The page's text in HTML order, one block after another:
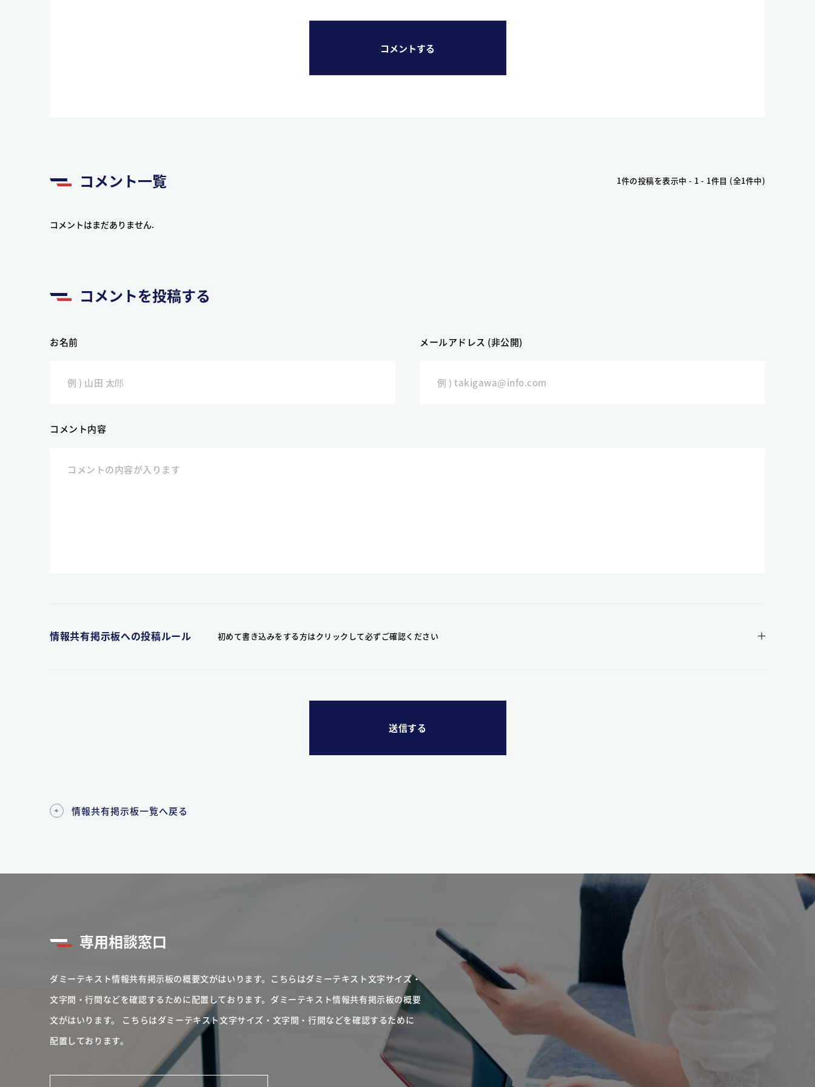
コメントする
コメント一覧 1件の投稿を表示中 - 1 - 1件目 (全1件中)
コメントはまだありません.
コメントを投稿する
お名前 メールアドレス (非公開)
コメント内容
情報共有掲示板への投稿ルール 初めて書き込みをする方はクリックして必ずご確認ください
情報共有掲示板一覧へ戻る
専用相談窓口
ダミーテキスト情報共有掲示板の概要文がはいります。こちらはダミーテキスト文字サイズ・
文字間・行間などを確認するために配置しております。ダミーテキスト情報共有掲示板の概要
文がはいります。 こちらはダミーテキスト文字サイズ・文字間・行間などを確認するために
配置しております。